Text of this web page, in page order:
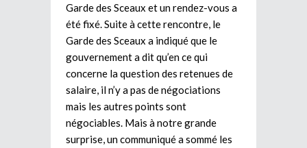
Garde des Sceaux et un rendez-vous a
été fixé. Suite à cette rencontre, le
Garde des Sceaux a indiqué que le
gouvernement a dit qu’en ce qui
concerne la question des retenues de
salaire, il n’y a pas de négociations
mais les autres points sont
négociables. Mais à notre grande
surprise, un communiqué a sommé les